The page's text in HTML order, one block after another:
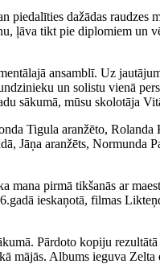
dažādas raudzes
ļāva tikt pie diplomiem un
ansamblī. Uz
un solistu vienā
sākumā, mūsu skolotāja
Tigula aranžēto,
Jāņa aranžēts, Normunda
pirmā tikšanās ar
ieskaņotā, filmas
Pārdoto kopiju
mājās. Albums ieguva Zelta